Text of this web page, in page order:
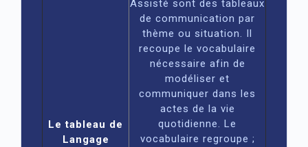
Le tableau de
Langage
Assisté sont des tableaux
de communication par
thème ou situation. Il
recoupe le vocabulaire
nécessaire afin de
modéliser et
communiquer dans les
actes de la vie
quotidienne. Le
vocabulaire regroupe ;